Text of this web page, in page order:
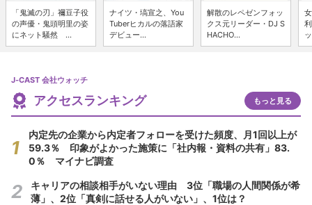
「鬼滅の刃」禰豆子役
の声優・鬼頭明里の姿
にネット騒然 ...
ナイツ・塙宣之、You
Tuberヒカルの落語家
デビュー...
解散のレペゼンフォッ
クス元リーダー・DJ S
HACHO...
J-CAST 会社ウォッチ
アクセスランキング もっと見る
内定先の企業から内定者フォローを受けた頻度、月1回以上が
59.3％ 印象がよかった施策に「社内報・資料の共有」83.
0％ マイナビ調査
キャリアの相談相手がいない理由 3位「職場の人間関係が希
薄」、2位「真剣に話せる人がいない」、1位は？